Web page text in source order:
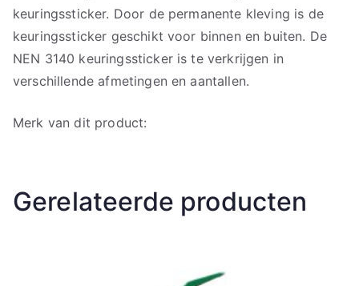
keuringssticker. Door de permanente kleving is de
keuringssticker geschikt voor binnen en buiten. De
NEN 3140 keuringssticker is te verkrijgen in
verschillende afmetingen en aantallen.
Merk van dit product:
Gerelateerde producten